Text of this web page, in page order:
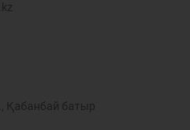
Қабанбай батыр